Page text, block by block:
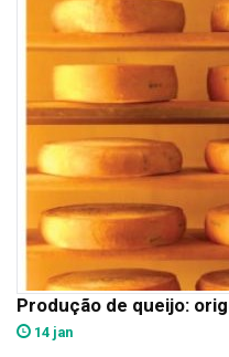
Produção de queijo:
14 jan